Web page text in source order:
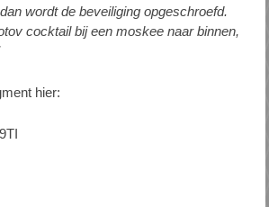
wordt de beveiliging opgeschroefd.
cocktail bij een moskee naar binnen,
hier: